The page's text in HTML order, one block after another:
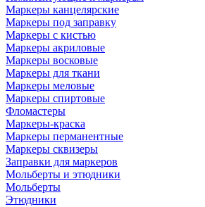
Маркеры канцелярские
Маркеры под заправку
Маркеры с кистью
Маркеры акриловые
Маркеры восковые
Маркеры для ткани
Маркеры меловые
Маркеры спиртовые
Фломастеры
Маркеры-краска
Маркеры перманентные
Маркеры сквизеры
Заправки для маркеров
Мольберты и этюдники
Мольберты
Этюдники